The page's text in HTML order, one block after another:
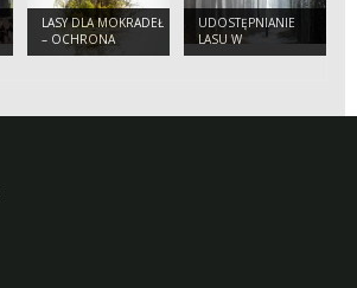
LASY DLA MOKRADEŁ
– OCHRONA
SIEDLISK
PRZYRODNICZO
UDOSTĘPNIANIE
LASU W
NADLEŚNICTWIE